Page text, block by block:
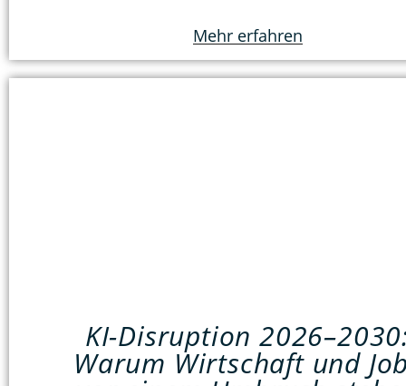
Mehr erfahren
KI-Disruption
Warum Wirtschaft und